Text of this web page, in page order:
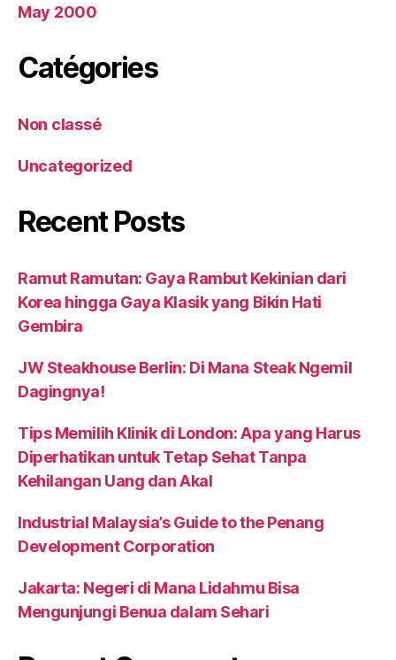
May 2000
Catégories
Non classé
Uncategorized
Recent Posts
Ramut Ramutan: Gaya Rambut Kekinian dari
Korea hingga Gaya Klasik yang Bikin Hati
Gembira
JW Steakhouse Berlin: Di Mana Steak Ngemil
Dagingnya!
Tips Memilih Klinik di London: Apa yang Harus
Diperhatikan untuk Tetap Sehat Tanpa
Kehilangan Uang dan Akal
Industrial Malaysia’s Guide to the Penang
Development Corporation
Jakarta: Negeri di Mana Lidahmu Bisa
Mengunjungi Benua dalam Sehari